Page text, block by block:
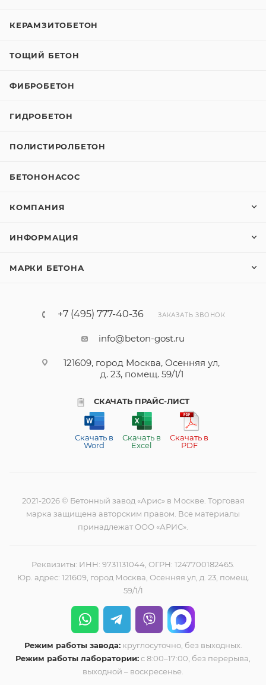
КЕРАМЗИТОБЕТОН
ТОЩИЙ БЕТОН
ФИБРОБЕТОН
ГИДРОБЕТОН
ПОЛИСТИРОЛБЕТОН
БЕТОНОНАСОС
КОМПАНИЯ
ИНФОРМАЦИЯ
МАРКИ БЕТОНА
+7 (495) 777-40-36 ЗАКАЗАТЬ ЗВОНОК
info@beton-gost.ru
121609, город Москва, Осенняя ул,
д. 23, помещ. 59/1/1
СКАЧАТЬ ПРАЙС-ЛИСТ
Скачать в
Word
Скачать в
Excel
Скачать в
PDF
2021-2026 © Бетонный завод «Арис» в Москве. Торговая
марка защищена авторским правом. Все материалы
принадлежат ООО «АРИС».
Реквизиты: ИНН: 9731131044, ОГРН: 1247700182465.
Юр. адрес: 121609, город Москва, Осенняя ул, д. 23, помещ.
59/1/1
Режим работы завода:круглосуточно, без выходных.
Режим работы лаборатории:с 8:00–17:00, без перерыва,
выходной – воскресенье.